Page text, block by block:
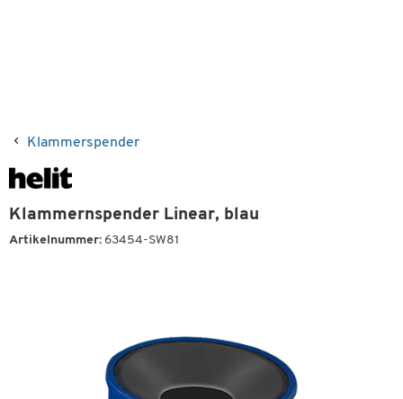
Klammerspender
Klammernspender Linear, blau
Artikelnummer: 63454-SW81